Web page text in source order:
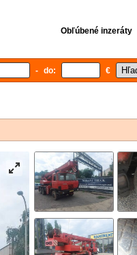
Obľúbené inzeráty
- do: €